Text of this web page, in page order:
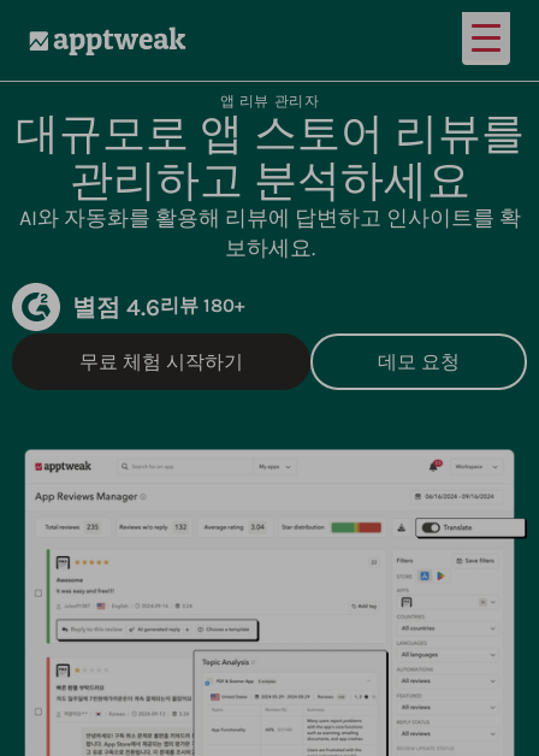
메인
앱 리뷰 관리자
대규모로 앱 스토어 리뷰를
관리하고 분석하세요
AI와 자동화를 활용해 리뷰에 답변하고 인사이트를 확
보하세요.
별점 4.6리뷰 180+
무료 체험 시작하기 데모 요청